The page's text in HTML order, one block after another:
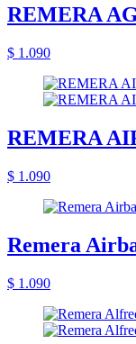
REMERA
$ 1.090
REMERA
$ 1.090
Remera
$ 1.090